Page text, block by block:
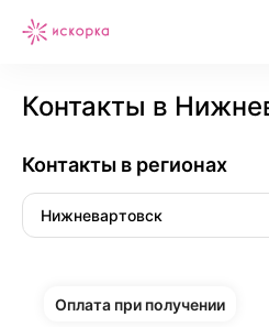
Контакты в
Контакты в регионах
Нижневартовск
Оплата при получении